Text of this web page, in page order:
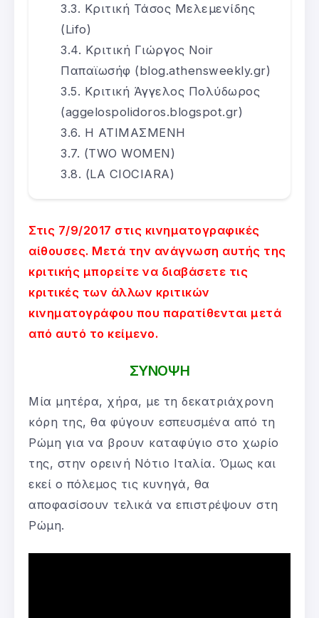
Κριτική Τάσος Μελεμενίδης
(Lifo)
Κριτική Γιώργος Noir
Παπαϊωσήφ (blog.athensweekly.gr)
Κριτική Άγγελος Πολύδωρος
(aggelospolidoros.blogspot.gr)
Η ΑΤΙΜΑΣΜΕΝΗ
(TWO WOMEN)
(LA CIOCIARA)
Στις 7/9/2017 στις κινηματογραφικές
αίθουσες. Μετά την ανάγνωση αυτής της
κριτικής μπορείτε να διαβάσετε τις
κριτικές των άλλων κριτικών
κινηματογράφου που παρατίθενται μετά
από αυτό το κείμενο.
ΣΥΝΟΨΗ
Μία μητέρα, χήρα, με τη δεκατριάχρονη
κόρη της, θα φύγουν εσπευσμένα από τη
Ρώμη για να βρουν καταφύγιο στο χωρίο
της, στην ορεινή Νότιο Ιταλία. Όμως και
εκεί ο πόλεμος τις κυνηγά, θα
αποφασίσουν τελικά να επιστρέψουν στη
Ρώμη.